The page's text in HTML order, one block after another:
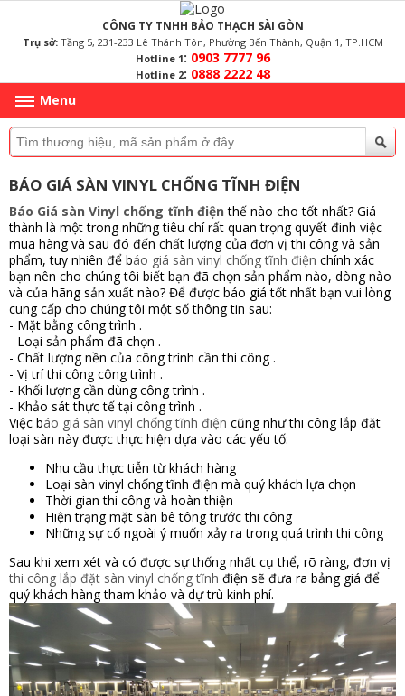
CÔNG TY TNHH BẢO THẠCH SÀI GÒN
Trụ sở:Tầng 5, 231-233 Lê Thánh Tôn, Phường Bến Thành, Quận 1, TP.HCM
Hotline 1: 0903 7777 96
Hotline 2: 0888 2222 48
Menu
BÁO GIÁ SÀN VINYL CHỐNG TĨNH ĐIỆN
Báo Giá sàn Vinyl chống tĩnh điện thế nào cho tốt nhất? Giá
thành là một trong những tiêu chí rất quan trọng quyết đinh việc
mua hàng và sau đó đến chất lượng của đơn vị thi công và sản
phẩm, tuy nhiên để báo giá sàn vinyl chống tĩnh điện chính xác
bạn nên cho chúng tôi biết bạn đã chọn sản phẩm nào, dòng nào
và của hãng sản xuất nào? Để được báo giá tốt nhất bạn vui lòng
cung cấp cho chúng tôi một số thông tin sau:
- Mặt bằng công trình .
- Loại sản phẩm đã chọn .
- Chất lượng nền của công trình cần thi công .
- Vị trí thi công công trình .
- Khối lượng cần dùng công trình .
- Khảo sát thực tế tại công trình .
Việc báo giá sàn vinyl chống tĩnh điện cũng như thi công lắp đặt
loại sàn này được thực hiện dựa vào các yếu tố:
Nhu cầu thực tiễn từ khách hàng
Loại sàn vinyl chống tĩnh điện mà quý khách lựa chọn
Thời gian thi công và hoàn thiện
Hiện trạng mặt sàn bê tông trước thi công
Những sự cố ngoài ý muốn xảy ra trong quá trình thi công
Sau khi xem xét và có được sự thống nhất cụ thể, rõ ràng, đơn vị
thi công lắp đặt sàn vinyl chống tĩnh điện sẽ đưa ra bảng giá để
quý khách hàng tham khảo và dự trù kinh phí.